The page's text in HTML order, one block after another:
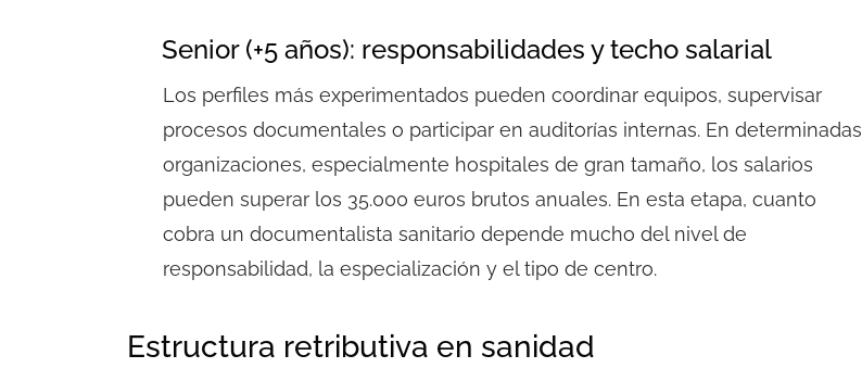
Senior (+5 años): responsabilidades y techo salarial
Los perfiles más experimentados pueden coordinar equipos, supervisar
procesos documentales o participar en auditorías internas. En determinadas
organizaciones, especialmente hospitales de gran tamaño, los salarios
pueden superar los 35.000 euros brutos anuales. En esta etapa, cuanto
cobra un documentalista sanitario depende mucho del nivel de
responsabilidad, la especialización y el tipo de centro.
Estructura retributiva en sanidad